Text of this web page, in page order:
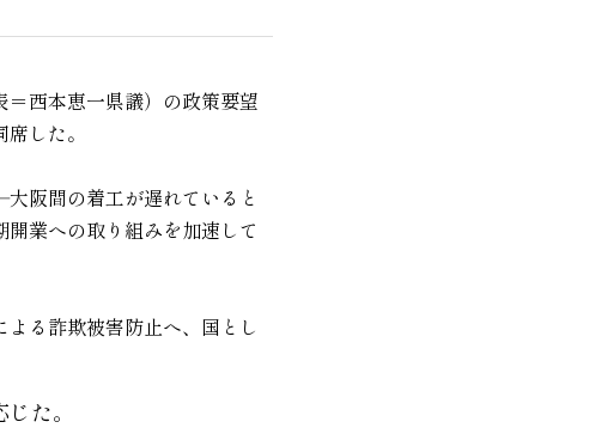
西本恵一県議）の政策要望
した。
阪間の着工が遅れていると
業への取り組みを加速して
る詐欺被害防止へ、国とし
た。